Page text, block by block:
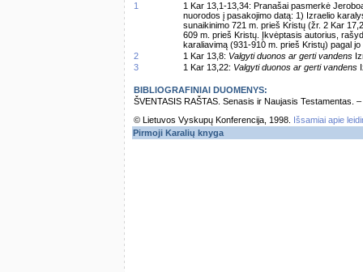
1
1 Kar 13,1-13,34: Pranašai pasmerkė
nuorodos į pasakojimo datą: 1) Izraelio
sunaikinimo 721 m. prieš Kristų (žr. 2 Kar
609 m. prieš Kristų. Įkvėptasis autorius,
karaliavimą (931-910 m. prieš Kristų) pagal
2
1 Kar 13,8: Valgyti duonos ar gerti vandens
3
1 Kar 13,22: Valgyti duonos ar gerti vandens
BIBLIOGRAFINIAI DUOMENYS:
ŠVENTASIS RAŠTAS. Senasis ir Naujasis Testamentas.
© Lietuvos Vyskupų Konferencija, 1998.
Išsamiai apie
Pirmoji Karalių knyga